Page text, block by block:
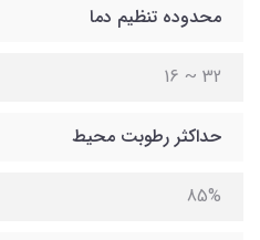
محدوده تنظیم دما
32 ~ 16
حداکثر رطوبت محیط
85%